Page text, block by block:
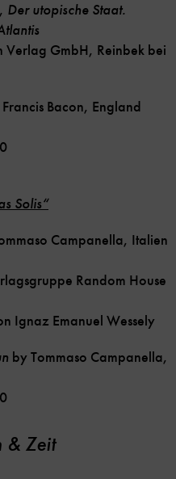
Der utopische Staat.
GmbH, Reinbek bei
Bacon, England
Solis“
Campanella, Italien
Random House
Emanuel Wessely
by Tommaso Campanella,
& Zeit